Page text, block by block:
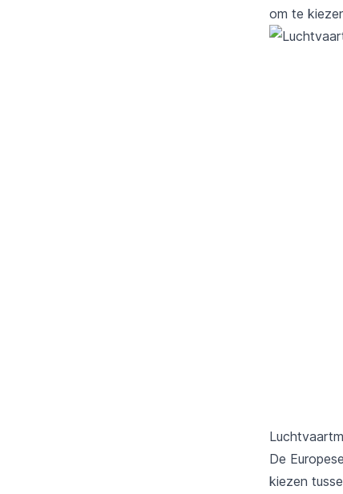
om te
De
kiezen